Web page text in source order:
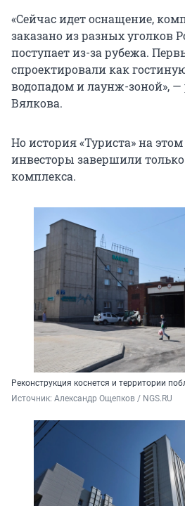
«Сейчас идет оснащение,
заказано из разных уголков
поступает из-за рубежа.
спроектировали как
водопадом и лаунж-зоной», —
Вялкова.
Но история «Туриста» на
инвесторы завершили
комплекса.
Реконструкция коснется и территории
Источник: Александр Ощепков / NGS.RU